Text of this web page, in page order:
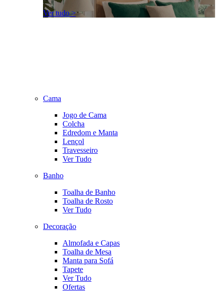
Ver tudo >
Cama
Jogo de Cama
Colcha
Edredom e Manta
Lençol
Travesseiro
Ver Tudo
Banho
Toalha de Banho
Toalha de Rosto
Ver Tudo
Decoração
Almofada e Capas
Toalha de Mesa
Manta para Sofá
Tapete
Ver Tudo
Ofertas